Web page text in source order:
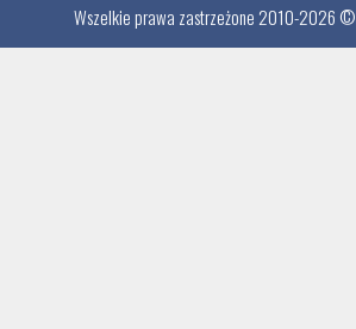
Wszelkie prawa zastrzeżone 2010-2026 ©